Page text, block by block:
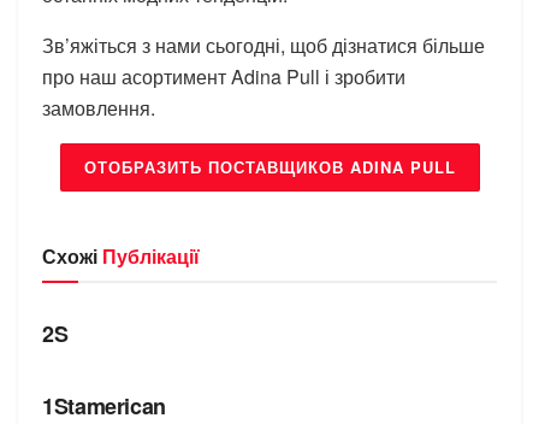
Зв’яжіться з нами сьогодні, щоб дізнатися більше
про наш асортимент Adina Pull і зробити
замовлення.
ОТОБРАЗИТЬ ПОСТАВЩИКОВ ADINA PULL
Схожі Публікації
БРЕНДИ
2S
1Stamerican